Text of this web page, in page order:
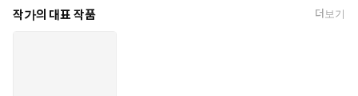
에서 몇 년에 걸쳐 우주가 어떻게 생명체에 유리한 환경을 갖게 되었
는지 파고든 끝에, 양자물리학의 극단을 탐험, 물리법칙이 우주와 함
작가의 대표 작품 더보기